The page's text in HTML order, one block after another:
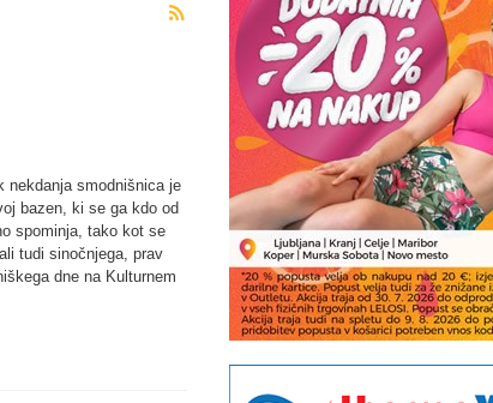
nekdanja smodnišnica je
bazen, ki se ga kdo od
spominja, tako kot se
tudi sinočnjega, prav
dne na Kulturnem